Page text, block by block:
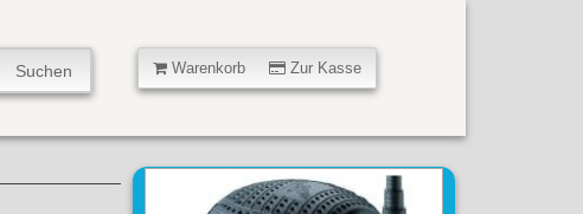
Warenkorb Zur Kasse